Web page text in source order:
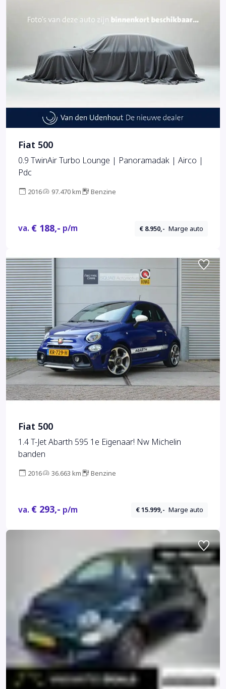
Fiat 500
0.9 TwinAir Turbo Lounge | Panoramadak | Airco |
Pdc
2016 97.470 km Benzine
va. € 188,- p/m € 8.950,- Marge auto
Fiat 500
1.4 T-Jet Abarth 595 1e Eigenaar! Nw Michelin
banden
2016 36.663 km Benzine
va. € 293,- p/m € 15.999,- Marge auto